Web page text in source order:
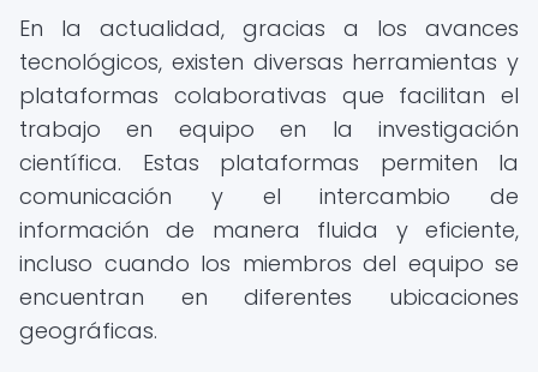
En la actualidad, gracias a los avances
tecnológicos, existen diversas herramientas y
plataformas colaborativas que facilitan el
trabajo en equipo en la investigación
científica. Estas plataformas permiten la
comunicación y el intercambio de
información de manera fluida y eficiente,
incluso cuando los miembros del equipo se
encuentran en diferentes ubicaciones
geográficas.